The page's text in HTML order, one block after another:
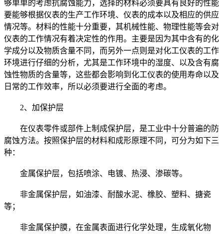
够单单的考虑抗腐蚀能力，选择的材料必须要具有良好的性能
要能够根据仪表的生产工作环境、仪表的成本以及相应的供应
情况等。材料的性能十分重要，其机械性能、物理性能等会对
仪表的工作情况有着决定性的作用。主要是因为其中含有的化
学成分以及物质含量不同，而另外一点则是对化工仪表的工作
环境进行仔细的分析，尤其是工作环境中的湿度、以及含有腐
蚀性物质的含量等，这些都会影响到化工仪表的使用寿命以及
日常的工作效率，所以必须要进行全面的考虑。
2、加保护层
在仪表零件或部件上制成保护层，是工业中十分普遍的防
腐蚀方法。按照保护层的材料和成形原理不同，可分为如下三
种：
金属保护层，包括喷涂、电镀、热浸、渗碳等。
非金属保护层，如油漆、耐酸水泥、橡胶、塑料、搪瓷
等；
非金属保护膜，在金属表面进行化学处理，生成氧化物